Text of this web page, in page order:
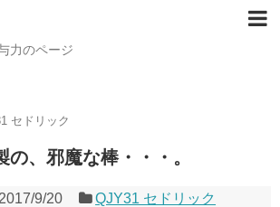
力のページ
セドリック
の、邪魔な棒・・・。
2017/9/20 QJY31 セドリック